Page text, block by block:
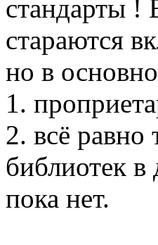
стандарты !
стараются
но в
1.
2. всё равно
библиотек в
пока нет.